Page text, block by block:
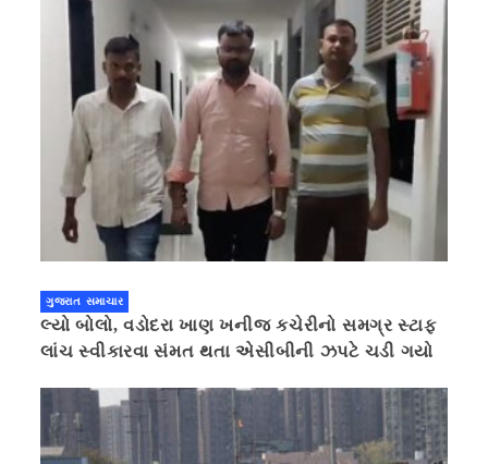
ગુજરાત સમાચાર
લ્યો બોલો, વડોદરા ખાણ ખનીજ કચેરીનો સમગ્ર સ્ટાફ
લાંચ સ્વીકારવા સંમત થતા એસીબીની ઝપટે ચડી ગયો